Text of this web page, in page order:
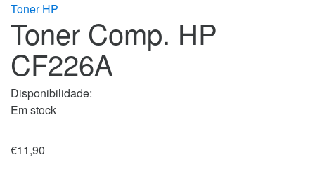
Toner HP
Toner Comp. HP
CF226A
Disponibilidade:
Em stock
€11,90